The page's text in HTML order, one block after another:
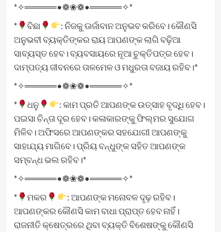
*✧═════•❁❀❁•═════✧*
*
ବିଛା
: ନିଜକୁ ଊର୍ଜାବାନ ଅନୁଭବ କରିବେ। କୌଣସି
ଅନୁଭବୀ ବ୍ୟକ୍ତିଙ୍କର ରାୟ ଆପଣଙ୍କ ଲାଗି ବଢ଼ିଆ
ସାବ୍ୟସ୍ତ ହେବ। ବ୍ୟବସାୟରେ ନୂଆ ଚୁକ୍ତିପତ୍ର ହେବ।
ଦାମ୍ପତ୍ୟ ଜୀବନରେ ତାଳମେଳ ଓ ମଧୁରତା ବଜାୟ ରହିବ।*
*✧═════•❁❀❁•═════✧*
*
ଧନୁ
: କାମ ପ୍ରତି ଆପଣଙ୍କ ଉତ୍ସାହ ବୃଦ୍ଧି ହେବ।
ପଇସା ଚିନ୍ତା ଦୂର ହେବ। କଳାକାରଙ୍କୁ ଫିଲ୍ମର ସୁଯୋଗ
ମିଳିବ। ଅଫିସରେ ଆପଣଙ୍କର ସହଯୋଗୀ ଆପଣଙ୍କୁ
ସାହାଯ୍ୟ ମାଗିବେ। ପ୍ରିୟ ବନ୍ଧୁଙ୍କ ସହିତ ଆପଣଙ୍କ
ସମ୍ବନ୍ଧ ଭଲ ରହିବ।*
*✧═════•❁❀❁•═════✧*
*
ମକର
: ଆପଣଙ୍କ ମନୋବଳ ଦୃଢ଼ ରହିବ।
ଆପଣଙ୍କର କୌଣସି କାମ ବାଧା ପ୍ରାପ୍ତ ହେବ ନାହିଁ।
ରାଜନୀତି କ୍ଷେତ୍ରରେ ଥିବା ବ୍ୟକ୍ତି ବିଶେଷଙ୍କୁ କୌଣସି